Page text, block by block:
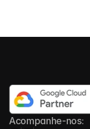
Acompanhe-nos: